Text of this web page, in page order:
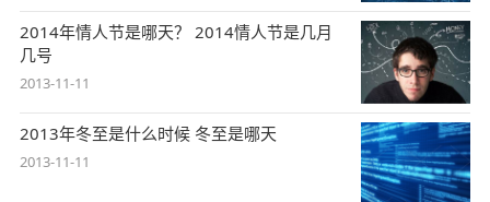
2014年情人节是哪天？ 2014情人节是几月
几号
2013-11-11
2013年冬至是什么时候 冬至是哪天
2013-11-11